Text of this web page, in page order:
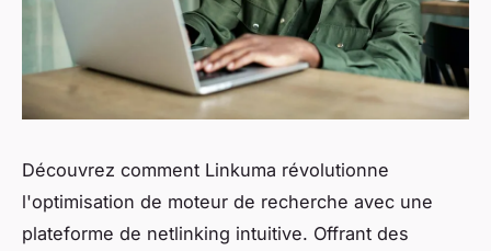
Découvrez comment Linkuma révolutionne
l'optimisation de moteur de recherche avec une
plateforme de netlinking intuitive. Offrant des